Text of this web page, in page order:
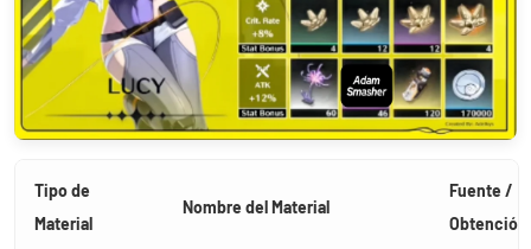
Tipo de
Material
Nombre del Material
Fuente /
Obtención